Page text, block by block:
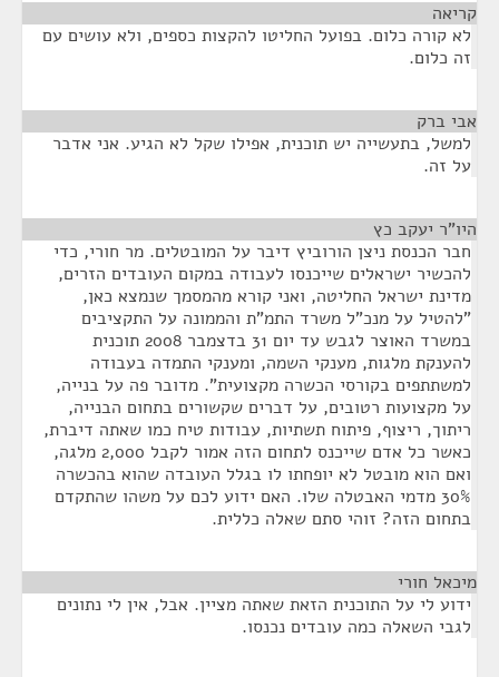
קריאה
לא קורה כלום. בפועל החליטו להקצות כספים, ולא עושים עם
זה כלום.
אבי ברק
למשל, בתעשייה יש תוכנית, אפילו שקל לא הגיע. אני אדבר
על זה.
היו"ר יעקב כץ
חבר הכנסת ניצן הורוביץ דיבר על המובטלים. מר חורי, כדי
להכשיר ישראלים שייכנסו לעבודה במקום העובדים הזרים,
מדינת ישראל החליטה, ואני קורא מהמסמך שנמצא כאן,
"להטיל על מנכ"ל משרד התמ"ת והממונה על התקציבים
במשרד האוצר לגבש עד יום 31 בדצמבר 2008 תוכנית
להענקת מלגות, מענקי השמה, ומענקי התמדה בעבודה
למשתתפים בקורסי הכשרה מקצועית". מדובר פה על בנייה,
על מקצועות רטובים, על דברים שקשורים בתחום הבנייה,
ריתוך, ריצוף, פיתוח תשתיות, עבודות טיח כמו שאתה דיברת,
כאשר כל אדם שייכנס לתחום הזה אמור לקבל 2,000 מלגה,
ואם הוא מובטל לא יופחתו לו בגלל העובדה שהוא בהכשרה
30% מדמי האבטלה שלו. האם ידוע לכם על משהו שהתקדם
בתחום הזה? זוהי סתם שאלה כללית.
מיכאל חורי
ידוע לי על התוכנית הזאת שאתה מציין. אבל, אין לי נתונים
לגבי השאלה כמה עובדים נכנסו.